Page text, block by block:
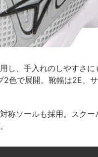
し、手入れのしやすさ
色で展開。靴幅は2E、
称ソールも採用。スクー